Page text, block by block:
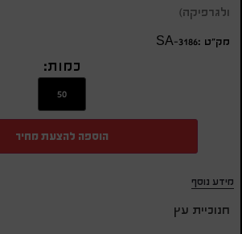
ולגרפיקה)
מק״ט :SA-3186
כמות:
הוספה להצעת מחיר
מידע נוסף
חנוכיית עץ